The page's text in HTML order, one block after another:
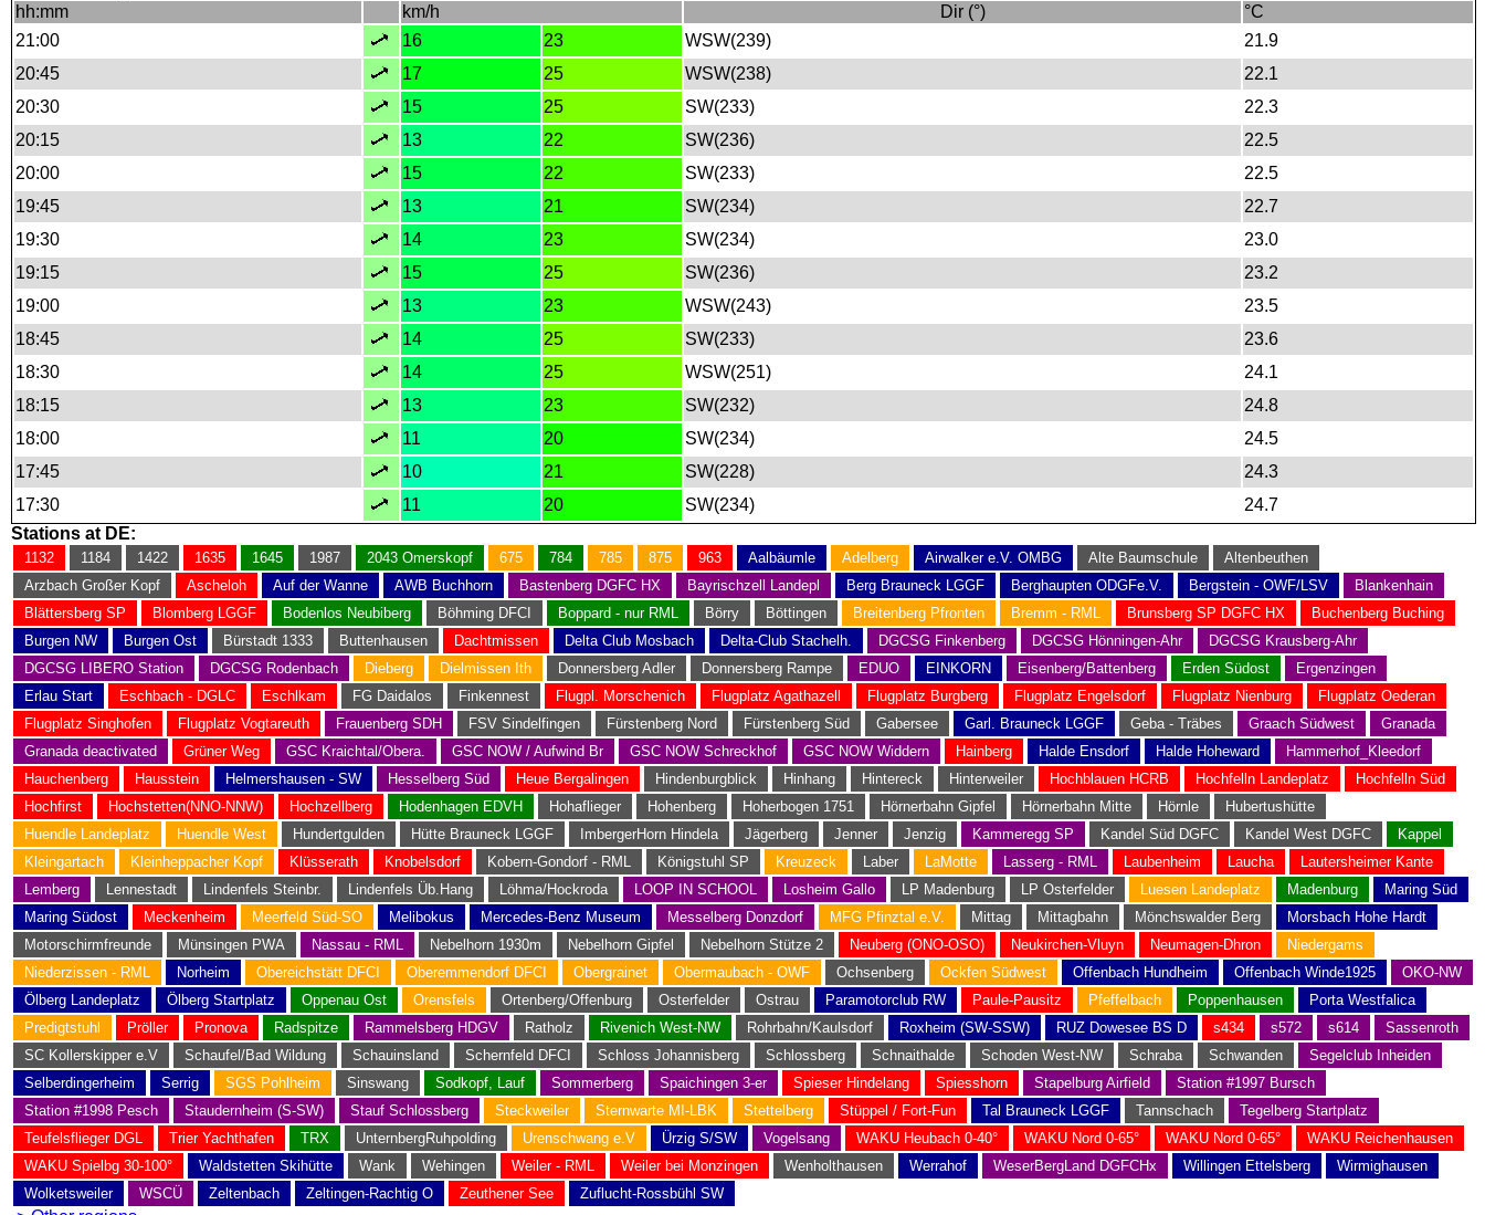
hh:mm
km/h Dir (°)
°C
21:00
16 23 WSW(239)
21.9
20:45
17 25 WSW(238)
22.1
20:30
15 25 SW(233)
22.3
20:15
13 22 SW(236)
22.5
20:00
15 22 SW(233)
22.5
19:45
13 21 SW(234)
22.7
19:30
14 23 SW(234)
23.0
19:15
15 25 SW(236)
23.2
19:00
13 23 WSW(243)
23.5
18:45
14 25 SW(233)
23.6
18:30
14 25 WSW(251)
24.1
18:15
13 23 SW(232)
24.8
18:00
11 20 SW(234)
24.5
17:45
10 21 SW(228)
24.3
17:30
11 20 SW(234)
24.7
Stations at DE:
1132 1184 1422 1635 1645 1987 2043 Omerskopf 675 784 785 875 963 Aalbäumle Adelberg Airwalker e.V. OMBG Alte Baumschule
Altenbeuthen
Arzbach Großer Kopf
Ascheloh Auf der Wanne AWB Buchhorn Bastenberg DGFC HX Bayrischzell Landepl Berg Brauneck LGGF Berghaupten ODGFe.V. Bergstein - OWF/LSV
Blankenhain
Blättersberg SP
Blomberg LGGF Bodenlos Neubiberg Böhming DFCI Boppard - nur RML Börry Böttingen Breitenberg Pfronten Bremm - RML Brunsberg SP DGFC HX
Buchenberg Buching
Burgen NW
Burgen Ost Bürstadt 1333 Buttenhausen Dachtmissen Delta Club Mosbach Delta-Club Stachelh. DGCSG Finkenberg DGCSG Hönningen-Ahr
DGCSG Krausberg-Ahr
DGCSG LIBERO Station
DGCSG Rodenbach Dieberg Dielmissen Ith Donnersberg Adler Donnersberg Rampe EDUO EINKORN Eisenberg/Battenberg Erden Südost
Ergenzingen
Erlau Start
Eschbach - DGLC Eschlkam FG Daidalos Finkennest Flugpl. Morschenich Flugplatz Agathazell Flugplatz Burgberg Flugplatz Engelsdorf Flugplatz Nienburg
Flugplatz Oederan
Flugplatz Singhofen
Flugplatz Vogtareuth Frauenberg SDH FSV Sindelfingen Fürstenberg Nord Fürstenberg Süd Gabersee Garl. Brauneck LGGF Geba - Träbes Graach Südwest
Granada
Granada deactivated
Grüner Weg GSC Kraichtal/Obera. GSC NOW / Aufwind Br GSC NOW Schreckhof GSC NOW Widdern Hainberg Halde Ensdorf Halde Hoheward
Hammerhof_Kleedorf
Hauchenberg
Hausstein Helmershausen - SW Hesselberg Süd Heue Bergalingen Hindenburgblick Hinhang Hintereck Hinterweiler Hochblauen HCRB Hochfelln Landeplatz
Hochfelln Süd
Hochfirst
Hochstetten(NNO-NNW) Hochzellberg Hodenhagen EDVH Hohaflieger Hohenberg Hoherbogen 1751 Hörnerbahn Gipfel Hörnerbahn Mitte Hörnle
Hubertushütte
Huendle Landeplatz
Huendle West Hundertgulden Hütte Brauneck LGGF ImbergerHorn Hindela Jägerberg Jenner Jenzig Kammeregg SP Kandel Süd DGFC Kandel West DGFC
Kappel
Kleingartach
Kleinheppacher Kopf Klüsserath Knobelsdorf Kobern-Gondorf - RML Königstuhl SP Kreuzeck Laber LaMotte Lasserg - RML Laubenheim Laucha
Lautersheimer Kante
Lemberg
Lennestadt Lindenfels Steinbr. Lindenfels Üb.Hang Löhma/Hockroda LOOP IN SCHOOL Losheim Gallo LP Madenburg LP Osterfelder Luesen Landeplatz Madenburg
Maring Süd
Maring Südost
Meckenheim Meerfeld Süd-SO Melibokus Mercedes-Benz Museum Messelberg Donzdorf MFG Pfinztal e.V. Mittag Mittagbahn Mönchswalder Berg
Morsbach Hohe Hardt
Motorschirmfreunde
Münsingen PWA Nassau - RML Nebelhorn 1930m Nebelhorn Gipfel Nebelhorn Stütze 2 Neuberg (ONO-OSO) Neukirchen-Vluyn Neumagen-Dhron
Niedergams
Niederzissen - RML
Norheim Obereichstätt DFCI Oberemmendorf DFCI Obergrainet Obermaubach - OWF Ochsenberg Ockfen Südwest Offenbach Hundheim Offenbach Winde1925
OKO-NW
Ölberg Landeplatz
Ölberg Startplatz Oppenau Ost Orensfels Ortenberg/Offenburg Osterfelder Ostrau Paramotorclub RW Paule-Pausitz Pfeffelbach Poppenhausen
Porta Westfalica
Predigtstuhl
Pröller Pronova Radspitze Rammelsberg HDGV Ratholz Rivenich West-NW Rohrbahn/Kaulsdorf Roxheim (SW-SSW) RUZ Dowesee BS D s434 s572 s614
Sassenroth
SC Kollerskipper e.V
Schaufel/Bad Wildung Schauinsland Schernfeld DFCI Schloss Johannisberg Schlossberg Schnaithalde Schoden West-NW Schraba Schwanden
Segelclub Inheiden
Selberdingerheim
Serrig SGS Pohlheim Sinswang Sodkopf, Lauf Sommerberg Spaichingen 3-er Spieser Hindelang Spiesshorn Stapelburg Airfield
Station #1997 Bursch
Station #1998 Pesch
Staudernheim (S-SW) Stauf Schlossberg Steckweiler Sternwarte MI-LBK Stettelberg Stüppel / Fort-Fun Tal Brauneck LGGF Tannschach
Tegelberg Startplatz
Teufelsflieger DGL
Trier Yachthafen TRX UnternbergRuhpolding Urenschwang e.V Ürzig S/SW Vogelsang WAKU Heubach 0-40° WAKU Nord 0-65° WAKU Nord 0-65°
WAKU Reichenhausen
WAKU Spielbg 30-100°
Waldstetten Skihütte Wank Wehingen Weiler - RML Weiler bei Monzingen Wenholthausen Werrahof WeserBergLand DGFCHx Willingen Ettelsberg
Wirmighausen
Wolketsweiler
WSCÜ Zeltenbach Zeltingen-Rachtig O Zeuthener See Zuflucht-Rossbühl SW